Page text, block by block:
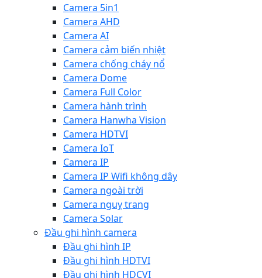
Camera 5in1
Camera AHD
Camera AI
Camera cảm biến nhiệt
Camera chống cháy nổ
Camera Dome
Camera Full Color
Camera hành trình
Camera Hanwha Vision
Camera HDTVI
Camera IoT
Camera IP
Camera IP Wifi không dây
Camera ngoài trời
Camera nguỵ trang
Camera Solar
Đầu ghi hình camera
Đầu ghi hình IP
Đầu ghi hình HDTVI
Đầu ghi hình HDCVI